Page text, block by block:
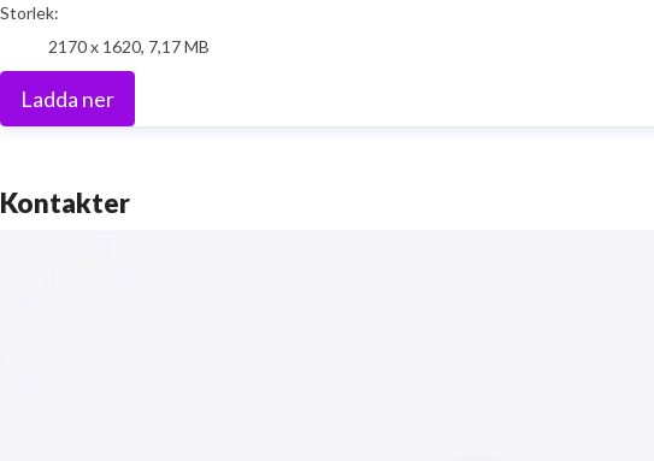
Storlek:
2170 x 1620, 7,17 MB
Ladda ner
Kontakter